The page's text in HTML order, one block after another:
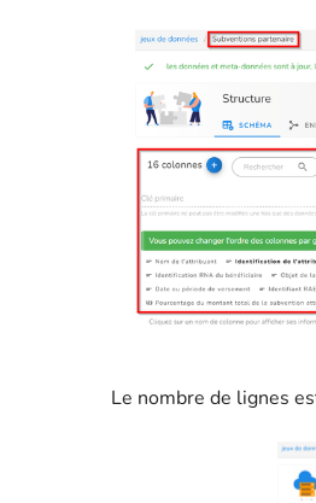
Le nombre de lignes